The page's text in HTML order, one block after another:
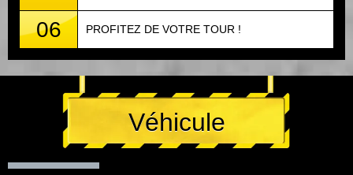
06 PROFITEZ DE VOTRE TOUR !
Véhicule